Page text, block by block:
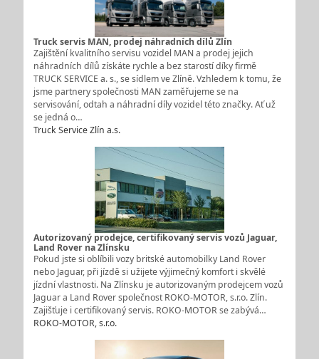
Truck servis MAN, prodej náhradních dílů Zlín
Zajištění kvalitního servisu vozidel MAN a prodej jejich
náhradních dílů získáte rychle a bez starostí díky firmě
TRUCK SERVICE a. s., se sídlem ve Zlíně. Vzhledem k tomu, že
jsme partnery společnosti MAN zaměřujeme se na
servisování, odtah a náhradní díly vozidel této značky. Ať už
se jedná o…
Truck Service Zlín a.s.
Autorizovaný prodejce, certifikovaný servis vozů Jaguar,
Land Rover na Zlínsku
Pokud jste si oblíbili vozy britské automobilky Land Rover
nebo Jaguar, při jízdě si užijete výjimečný komfort i skvělé
jízdní vlastnosti. Na Zlínsku je autorizovaným prodejcem vozů
Jaguar a Land Rover společnost ROKO-MOTOR, s.r.o. Zlín.
Zajišťuje i certifikovaný servis. ROKO-MOTOR se zabývá…
ROKO-MOTOR, s.r.o.